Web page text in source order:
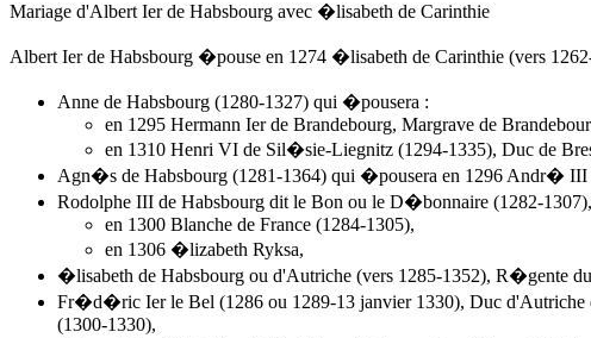
Mariage d'Albert Ier de Habsbourg avec �lisabeth de Carinthie
Albert Ier de Habsbourg �pouse en 1274 �lisabeth de Carinthie (vers
Anne de Habsbourg (1280-1327) qui �pousera :
en 1295 Hermann Ier de Brandebourg, Margrave de
en 1310 Henri VI de Sil�sie-Liegnitz (1294-1335), Duc de
Agn�s de Habsbourg (1281-1364) qui �pousera en 1296 Andr� III
Rodolphe III de Habsbourg dit le Bon ou le D�bonnaire (1282-
en 1300 Blanche de France (1284-1305),
en 1306 �lizabeth Ryksa,
�lisabeth de Habsbourg ou d'Autriche (vers 1285-1352), R�gente
Fr�d�ric Ier le Bel (1286 ou 1289-13 janvier 1330), Duc d'Autriche
(1300-1330),